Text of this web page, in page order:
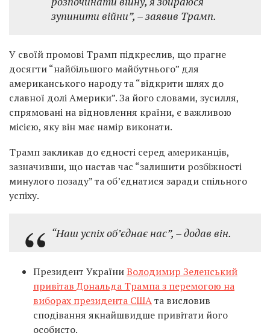
зупинити війни”, – заявив Трамп.
У своїй промові Трамп підкреслив, що прагне
досягти “найбільшого майбутнього” для
американського народу та “відкрити шлях до
славної долі Америки”. За його словами, зусилля,
спрямовані на відновлення країни, є важливою
місією, яку він має намір виконати.
Трамп закликав до єдності серед американців,
зазначивши, що настав час “залишити розбіжності
минулого позаду” та об’єднатися заради спільного
успіху.
“Наш успіх об’єднає нас”, – додав він.
Президент УкраїниВолодимир Зеленський
привітав Дональда Трампа з перемогою на
виборах президента СШАта висловив
сподівання якнайшвидше привітати його
особисто.